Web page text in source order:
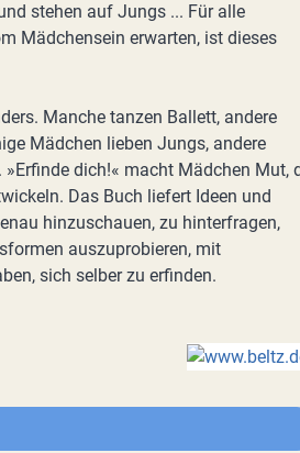
stehen auf Jungs ... Für alle
Mädchensein erwarten, ist dieses
Manche tanzen Ballett, andere
Mädchen lieben Jungs, andere
»Erfinde dich!« macht Mädchen Mut,
Das Buch liefert Ideen und
hinzuschauen, zu hinterfragen,
auszuprobieren, mit
sich selber zu erfinden.